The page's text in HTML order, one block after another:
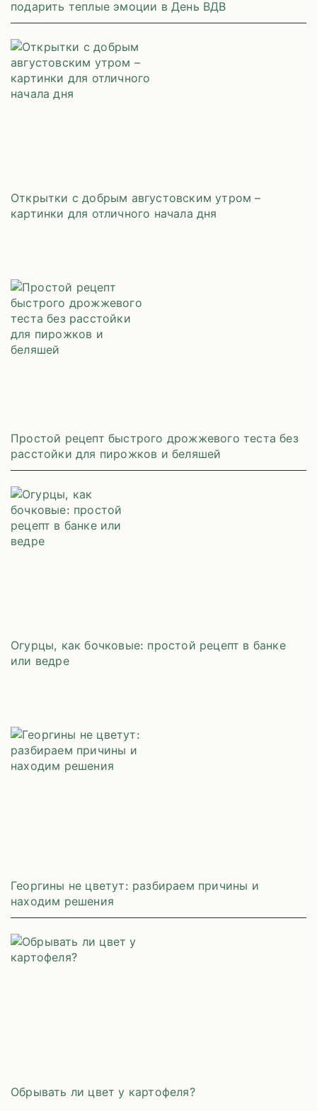
подарить теплые эмоции в День ВДВ
Открытки с добрым августовским утром –
картинки для отличного начала дня
Простой рецепт быстрого дрожжевого теста без
расстойки для пирожков и беляшей
Огурцы, как бочковые: простой рецепт в банке
или ведре
Георгины не цветут: разбираем причины и
находим решения
Обрывать ли цвет у картофеля?